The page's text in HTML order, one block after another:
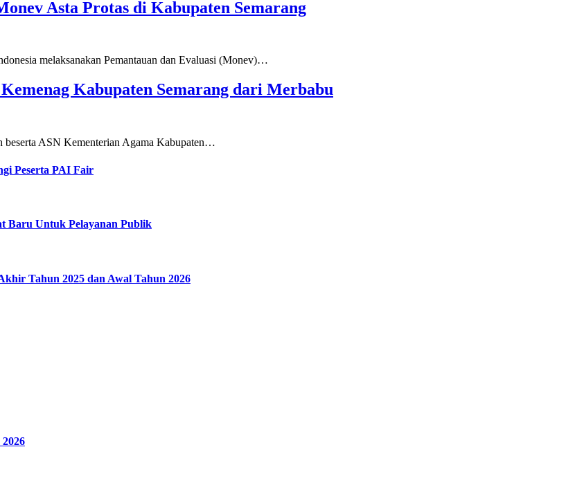
Asta Protas di Kabupaten Semarang
melaksanakan Pemantauan dan Evaluasi (Monev)…
Kabupaten Semarang dari Merbabu
beserta ASN Kementerian Agama Kabupaten…
Peserta PAI Fair
Baru Untuk Pelayanan Publik
Tahun 2025 dan Awal Tahun 2026